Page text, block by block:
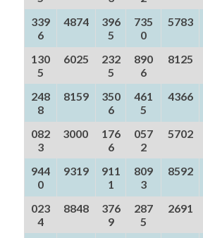
339
6
4874
396
5
735
0
5783
130
5
6025
232
5
890
6
8125
248
8
8159
350
6
461
5
4366
082
3
3000
176
6
057
2
5702
944
0
9319
911
1
809
3
8592
023
4
8848
376
9
287
5
2691